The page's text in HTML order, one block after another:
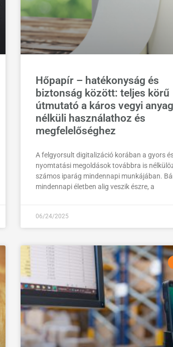
Hőpapír – hatékonyság és
biztonság között: teljes körű
útmutató a káros vegyi
nélküli használathoz és
megfelelőséghez
A felgyorsult digitalizáció korában a gyors
nyomtatási megoldások továbbra is
számos iparág mindennapi munkájában.
mindennapi életben alig veszik észre, a
06/24/2025